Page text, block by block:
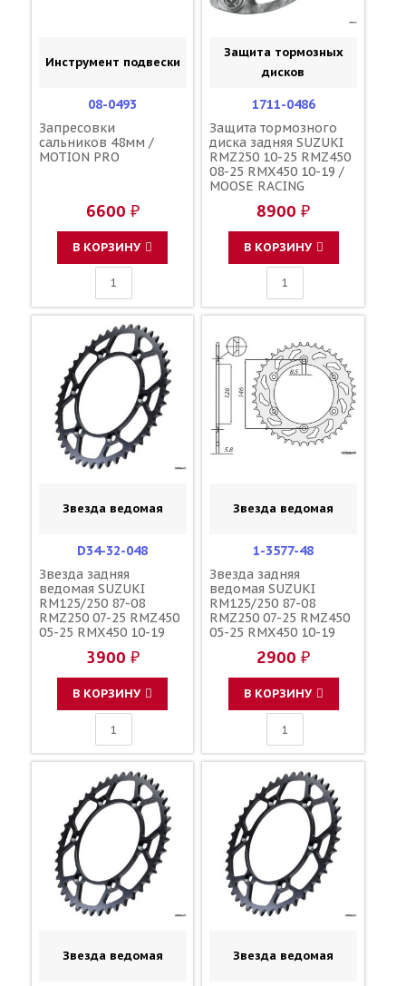
Инструмент подвески
08-0493
Запресовки
сальников 48мм /
MOTION PRO
6600 ₽
В КОРЗИНУ
Защита тормозных
дисков
1711-0486
Защита тормозного
диска задняя SUZUKI
RMZ250 10-25 RMZ450
08-25 RMX450 10-19 /
MOOSE RACING
8900 ₽
В КОРЗИНУ
Звезда ведомая
D34-32-048
Звезда задняя
ведомая SUZUKI
RM125/250 87-08
RMZ250 07-25 RMZ450
05-25 RMX450 10-19
48 JTR808 123U-520-48
3900 ₽
В КОРЗИНУ
Звезда ведомая
1-3577-48
Звезда задняя
ведомая SUZUKI
RM125/250 87-08
RMZ250 07-25 RMZ450
05-25 RMX450 10-19
JTR808 123U-520-48
2900 ₽
В КОРЗИНУ
Звезда ведомая Звезда ведомая